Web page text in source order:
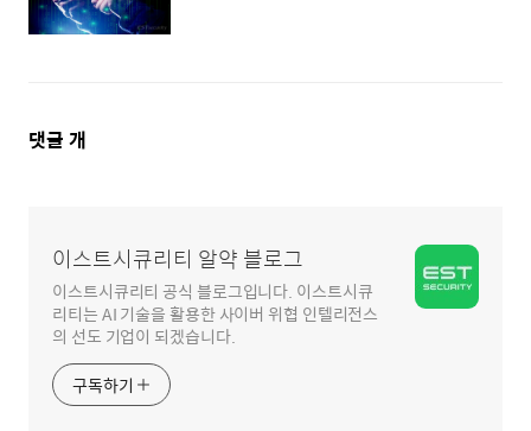
댓
댓글 개
이스트시큐리티 알약 블로그
이스트시큐리티 공식 블로그입니다. 이스트시큐
리티는 AI 기술을 활용한 사이버 위협 인텔리전스
의 선도 기업이 되겠습니다.
구독하기